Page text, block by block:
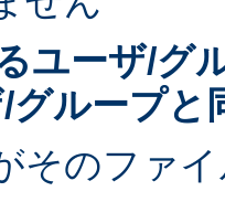
ユーザ/グ
グループと
そのファ